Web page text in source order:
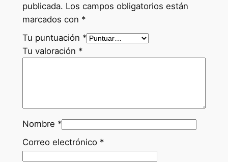
publicada. Los campos obligatorios están
marcados con *
Tu puntuación *
Tu valoración *
Nombre *
Correo electrónico *